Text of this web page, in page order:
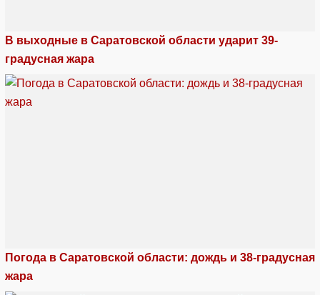
В выходные в Саратовской области ударит 39-
градусная жара
Погода в Саратовской области: дождь и 38-градусная
жара